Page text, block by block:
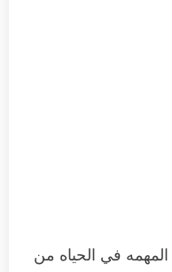
المهمه في الحياه من